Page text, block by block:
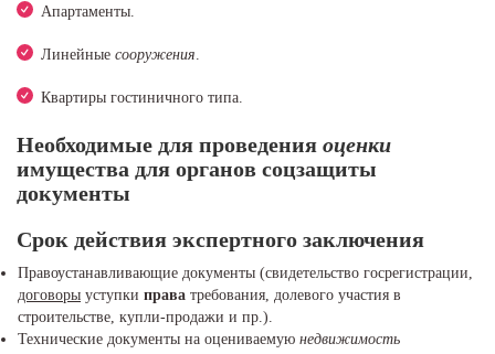
Апартаменты.
Линейные сооружения
Квартиры гостиничного типа.
Необходимые для проведения оценки
имущества для органов соцзащиты
документы
Срок действия экспертного заключения
Правоустанавливающие документы (свидетельство госрегистрации,
договоры уступки права требования, долевого участия в
строительстве, купли-продажи и пр.).
Технические документы на оцениваемую недвижимость